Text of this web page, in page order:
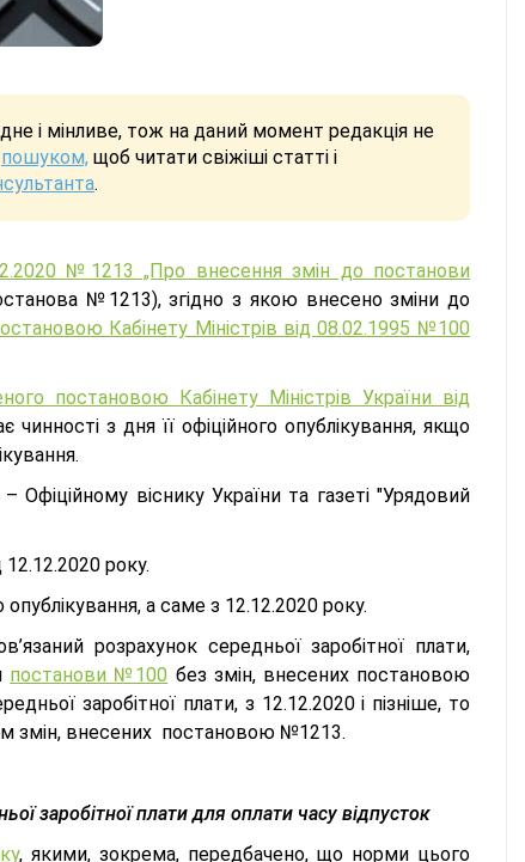
і мінливе, тож на даний момент редакція не
пошуком, щоб читати свіжіші статті і
.
№1213 „Про внесення змін до постанови
№1213), згідно з якою внесено зміни до
Кабінету Міністрів від 08.02.1995 №100
постановою Кабінету Міністрів України від
чинності з дня її офіційного опублікування, якщо
Офіційному віснику України та газеті "Урядовий
12.12.2020 року.
а саме з 12.12.2020 року.
розрахунок середньої заробітної плати,
постанови №100 без змін, внесених постановою
заробітної плати, з 12.12.2020 і пізніше, то
змін, внесених постановою №1213.
заробітної плати для оплати часу відпусток
, якими, зокрема, передбачено, що норми цього